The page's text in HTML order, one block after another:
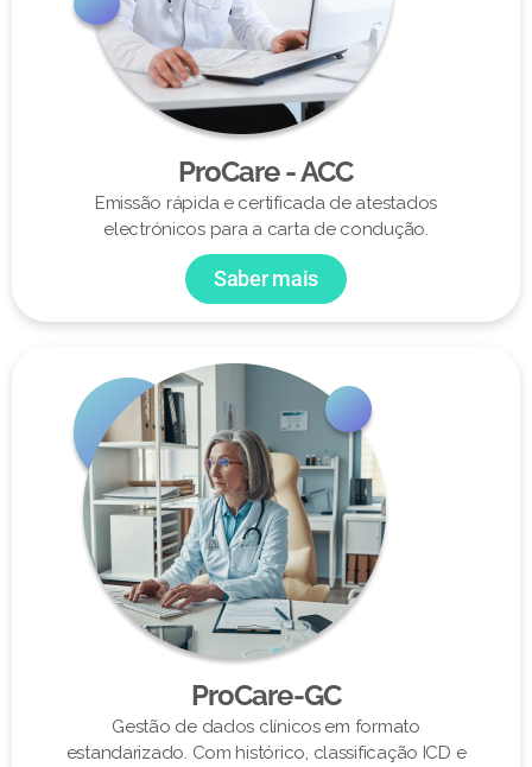
ProCare - ACC
Emissão rápida e certificada de atestados
electrónicos para a carta de condução.
Saber mais
ProCare-GC
Gestão de dados clínicos em formato
estandarizado. Com histórico, classificação ICD e